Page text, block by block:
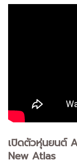
เปิดตัวหุ่นยนต์
New Atlas